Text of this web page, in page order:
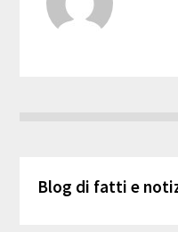
Blog di fatti e